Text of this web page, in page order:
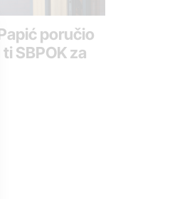
poručio
SBPOK za